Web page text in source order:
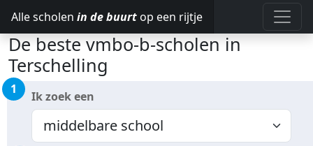
Alle scholen in de buurt op een rijtje
De beste vmbo-b-scholen in
Terschelling
1 Ik zoek een